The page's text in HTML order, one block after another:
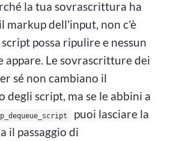
la tua sovrascrittura ha
markup dell'input, non c'è
possa ripulire e nessun
Le sovrascritture dei
sé non cambiano il
degli script, ma se le abbini a
puoi lasciare la
il passaggio di